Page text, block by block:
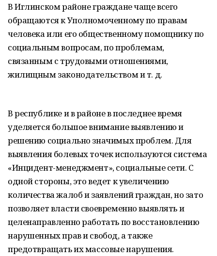
В Иглинском районе граждане чаще всего
обращаются к Уполномоченному по правам
человека или его общественному помощнику по
социальным вопросам, по проблемам,
связанным с трудовыми отношениями,
жилищным законодательством и т. д.
В республике и в районе в последнее время
уделяется большое внимание выявлению и
решению социально значимых проблем. Для
выявления болевых точек используются система
«Инцидент-менеджмент», социальные сети. С
одной стороны, это ведет к увеличению
количества жалоб и заявлений граждан, но зато
позволяет власти своевременно выявлять и
целенаправленно работать по восстановлению
нарушенных прав и свобод, а также
предотвращать их массовые нарушения.